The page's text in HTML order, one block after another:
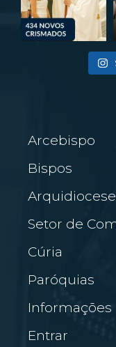
Arcebispo
Bispos
Arquidiocese
Setor de
Cúria
Paróquias
Informações
Entrar